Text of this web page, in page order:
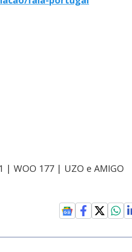
| WOO 177 | UZO e AMIGO